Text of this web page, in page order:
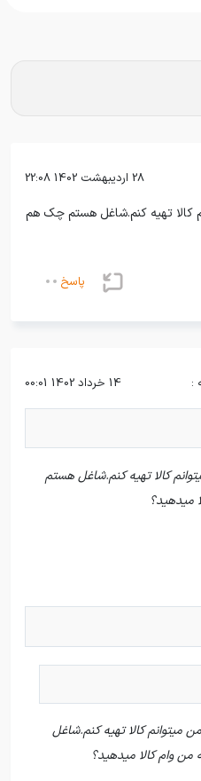
28 اردیبهشت 1402 22:08
کالا تهیه کنم.شاغل هستم چک هم
پاسخ
: 14 خرداد 1402 00:01
کالا تهیه کنم.شاغل هستم
میدهید؟
میتوانم کالا تهیه کنم.شاغل
وام کالا میدهید؟